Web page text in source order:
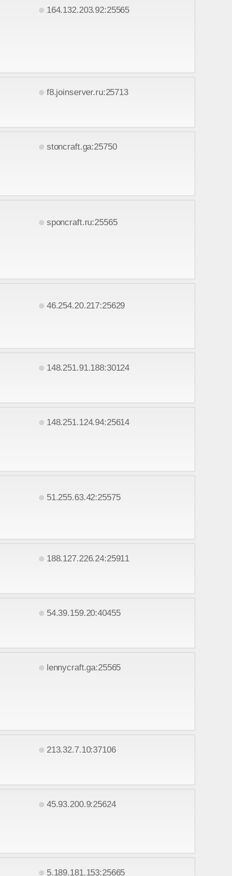
164.132.203.92:25565
f8.joinserver.ru:25713
stoncraft.ga:25750
sponcraft.ru:25565
46.254.20.217:25629
148.251.91.188:30124
148.251.124.94:25614
51.255.63.42:25575
188.127.226.24:25911
54.39.159.20:40455
lennycraft.ga:25565
213.32.7.10:37106
45.93.200.9:25624
5.189.181.153:25665